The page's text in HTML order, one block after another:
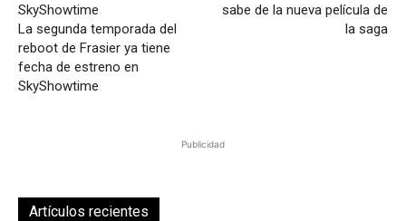
La segunda temporada del
reboot de Frasier ya tiene
fecha de estreno en
SkyShowtime
sabe de la nueva película de
la saga
Publicidad
Artículos recientes